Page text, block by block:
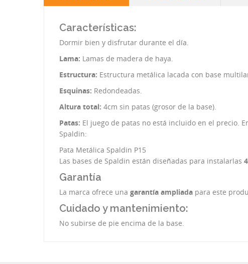
Características:
Dormir bien y disfrutar durante el día.
Lama: Lamas de madera de haya.
Estructura: Estructura metálica lacada con base
Esquinas: Redondeadas.
Altura total: 4cm sin patas (grosor de la base).
Patas: El juego de patas no está incluido en el precio.
Spaldin:
Pata Metálica Spaldin P15
Las bases de Spaldin están diseñadas para instalarlas
Garantía
La marca ofrece una garantía ampliada para este
Cuidado y mantenimiento:
No subirse de pie encima de la base.